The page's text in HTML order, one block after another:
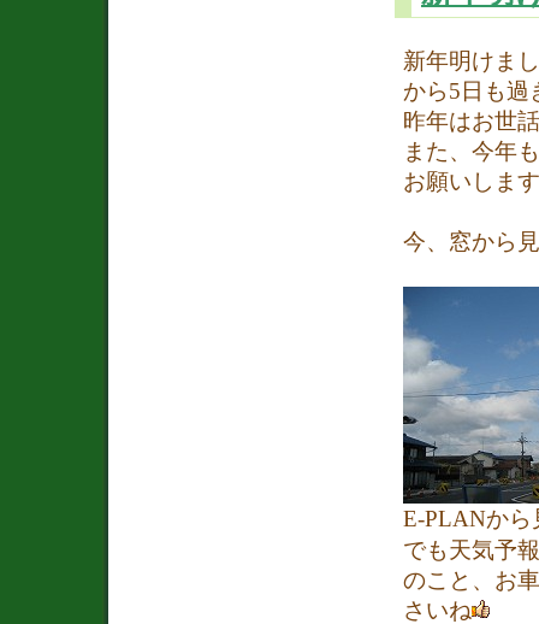
新年明けま
から5日も過
昨年はお世
また、今年
お願いします
今、窓から
E-PLANから
でも天気予
のこと、お
さいね